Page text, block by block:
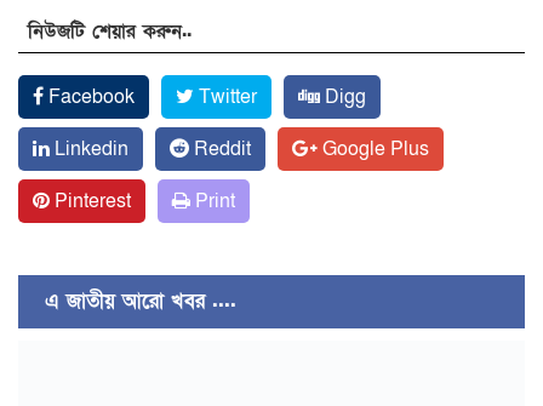
নিউজটি শেয়ার করুন..
Facebook Twitter
Digg
Linkedin
Reddit
Google Plus
Pinterest
Print
এ জাতীয় আরো খবর ....